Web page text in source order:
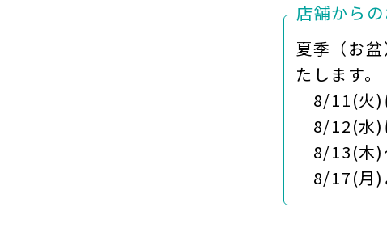
店舗から
夏季（お
たします。
8/11(火)
8/12(水)
8/13(木)
8/17(月)